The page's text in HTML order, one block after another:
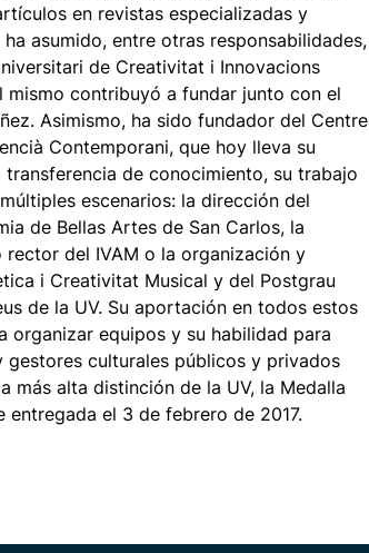
en revistas especializadas y
asumido, entre otras responsabilidades,
de Creativitat i Innovacions
mismo contribuyó a fundar junto con el
Asimismo, ha sido fundador del Centre
Contemporani, que hoy lleva su
de conocimiento, su trabajo
escenarios: la dirección del
de Bellas Artes de San Carlos, la
del IVAM o la organización y
i Creativitat Musical y del Postgrau
de la UV. Su aportación en todos estos
organizar equipos y su habilidad para
culturales públicos y privados
más alta distinción de la UV, la Medalla
entregada el 3 de febrero de 2017.